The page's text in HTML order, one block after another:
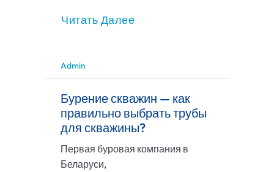
Читать Далее
Admin
Бурение скважин — как
правильно выбрать трубы
для скважины?
Первая буровая компания в
Беларуси,